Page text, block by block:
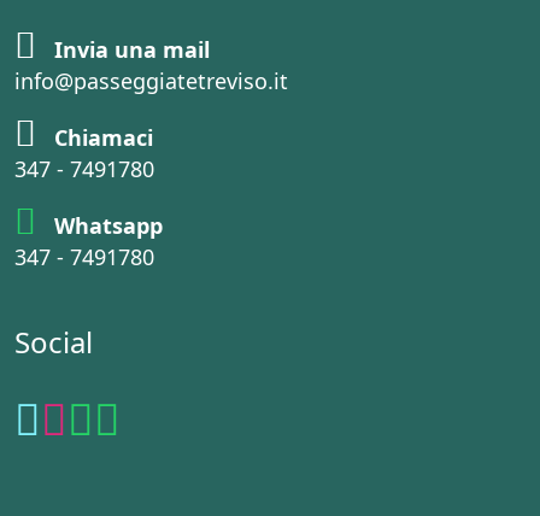
Invia una mail
info@passeggiatetreviso.it
Chiamaci
347 - 7491780
Whatsapp
347 - 7491780
Social